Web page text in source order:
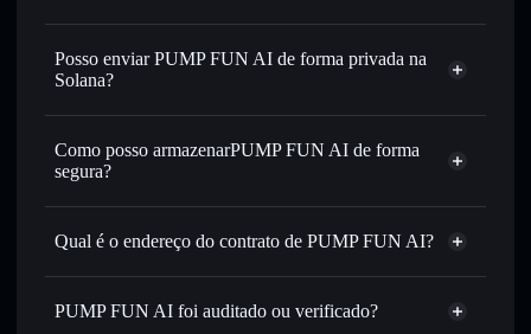
PUMP FUN AI
Carteira Solflare
Trocar instantaneamente — trocar PFAI por SOL, USDC
ou milhares de outros tokens Solana com encaminhamento
disponível
Definir ordens limite— automatizar transações ao teu
preço-alvo para PFAI
Utilizar DCA— investir de forma faseada ao longo do
Enviar de forma privada
publicamente as carteiras usando o Agregador de
Posso enviar PUMP FUN AI de forma privada na
Solana?
Agregador de Privacidade
Como posso armazenarPUMP FUN AI de forma
segura?
PUMP FUN AI
Agregador de Privacidade
Qual é o endereço do contrato de PUMP FUN AI?
PUMP FUN AI
5W7dms6pEXbnNf5qAc1yEhZoZUHwd72ebJrSy3Gopump
PUMP FUN AI foi auditado ou verificado?